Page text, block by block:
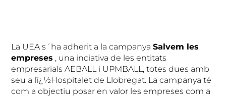
La UEA s´ha adherit a la campanyaSalvem les
empreses , una inciativa de les entitats
empresarials AEBALL i UPMBALL, totes dues amb
seu a lï¿½Hospitalet de Llobregat. La campanya té
com a objectiu posar en valor les empreses com a